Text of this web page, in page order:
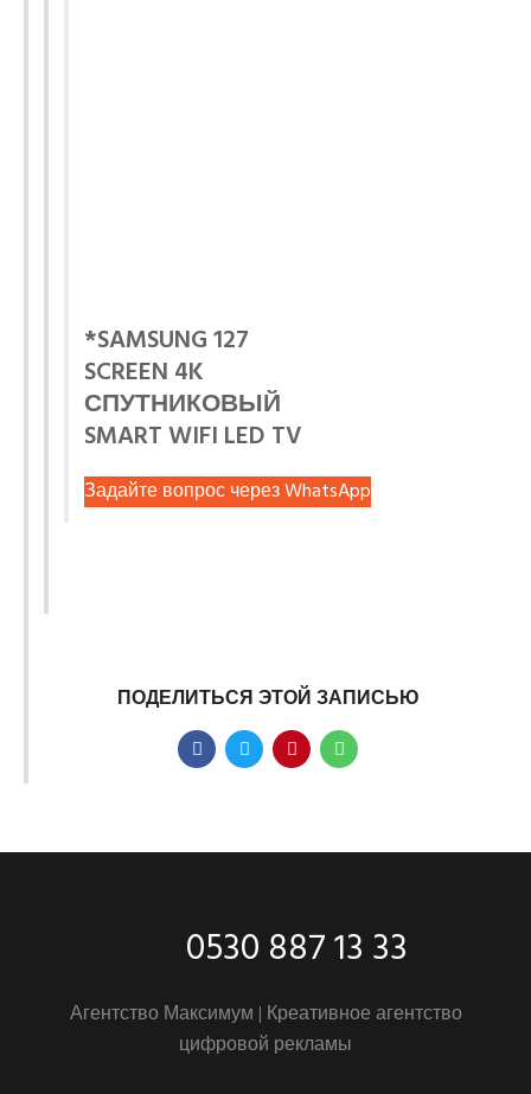
*SAMSUNG 127
SCREEN 4K
СПУТНИКОВЫЙ
SMART WIFI LED TV
Задайте вопрос через WhatsApp
ПОДЕЛИТЬСЯ ЭТОЙ ЗАПИСЬЮ
0530 887 13 33
Агентство Максимум | Креативное агентство
цифровой рекламы